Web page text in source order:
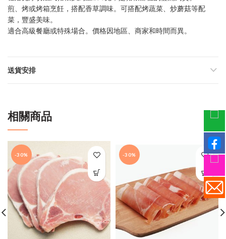
煎、烤或烤箱烹飪，搭配香草調味。可搭配烤蔬菜、炒蘑菇等配
菜，豐盛美味。
適合高級餐廳或特殊場合。價格因地區、商家和時間而異。
送貨安排
相關商品
-30% -30%